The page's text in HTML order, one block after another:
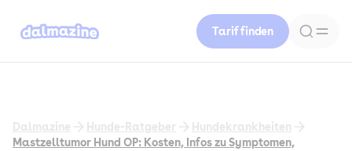
Tarif finden
Dalmazine Hunde-Ratgeber
Hundekrankheiten
Mastzelltumor Hund OP: Kosten, Infos zu Symptomen,